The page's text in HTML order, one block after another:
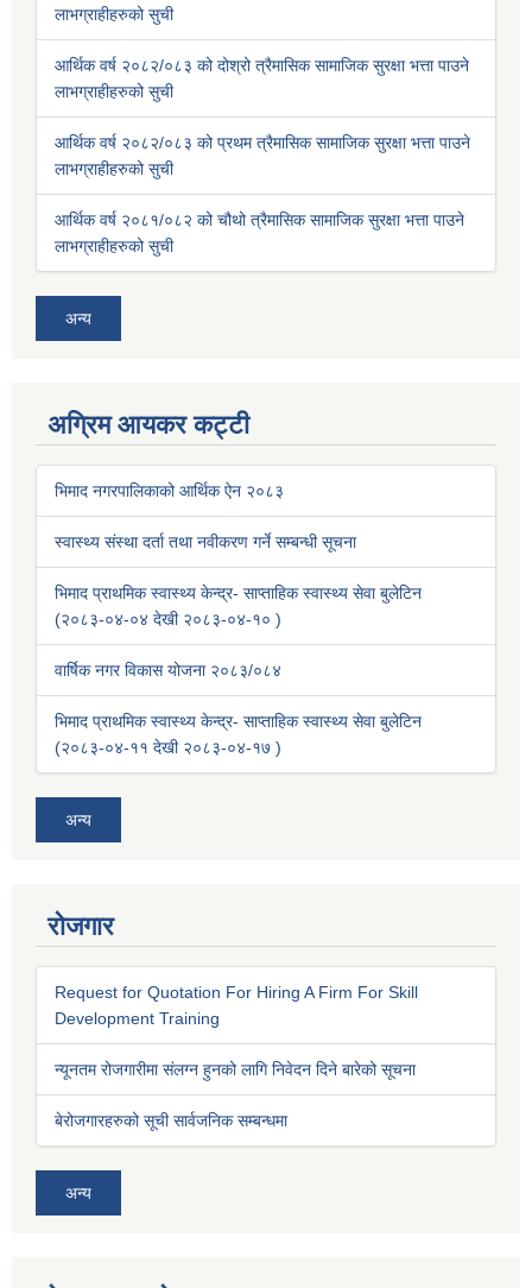
लाभग्राहीहरुको सुची
आर्थिक वर्ष २०८२/०८३ को दोश्रो त्रैमासिक सामाजिक सुरक्षा भत्ता पाउने
लाभग्राहीहरुको सुची
आर्थिक वर्ष २०८२/०८३ को प्रथम त्रैमासिक सामाजिक सुरक्षा भत्ता पाउने
लाभग्राहीहरुको सुची
आर्थिक वर्ष २०८१/०८२ को चौथो त्रैमासिक सामाजिक सुरक्षा भत्ता पाउने
लाभग्राहीहरुको सुची
अन्य
अग्रिम आयकर कट्टी
भिमाद नगरपालिकाको आर्थिक ऐन २०८३
स्वास्थ्य संस्था दर्ता तथा नवीकरण गर्ने सम्बन्धी सूचना
भिमाद प्राथमिक स्वास्थ्य केन्द्र- साप्ताहिक स्वास्थ्य सेवा बुलेटिन
(२०८३-०४-०४ देखी २०८३-०४-१० )
वार्षिक नगर विकास योजना २०८३/०८४
भिमाद प्राथमिक स्वास्थ्य केन्द्र- साप्ताहिक स्वास्थ्य सेवा बुलेटिन
(२०८३-०४-११ देखी २०८३-०४-१७ )
अन्य
रोजगार
Request for Quotation For Hiring A Firm For Skill
Development Training
न्यूनतम रोजगारीमा संलग्न हुनको लागि निवेदन दिने बारेको सूचना
बेरोजगारहरुको सूची सार्वजनिक सम्बन्धमा
अन्य